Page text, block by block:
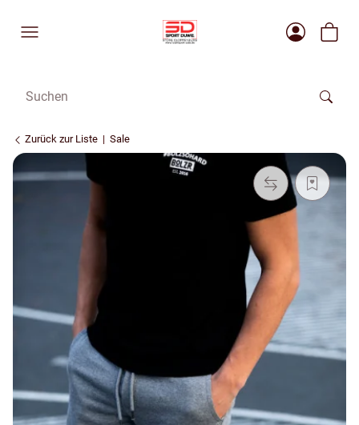
Zurück zur Liste Sale